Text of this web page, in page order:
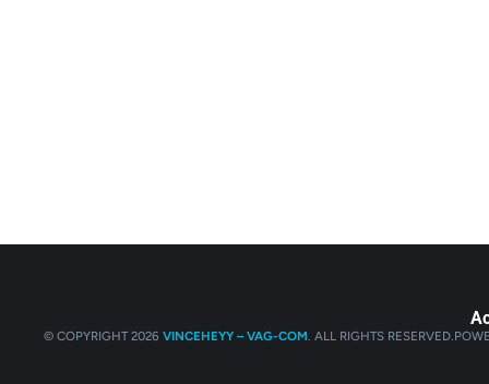
© COPYRIGHT 2026 VINCEHEYY – VAG-COM. ALL RIGHTS RESERVED.